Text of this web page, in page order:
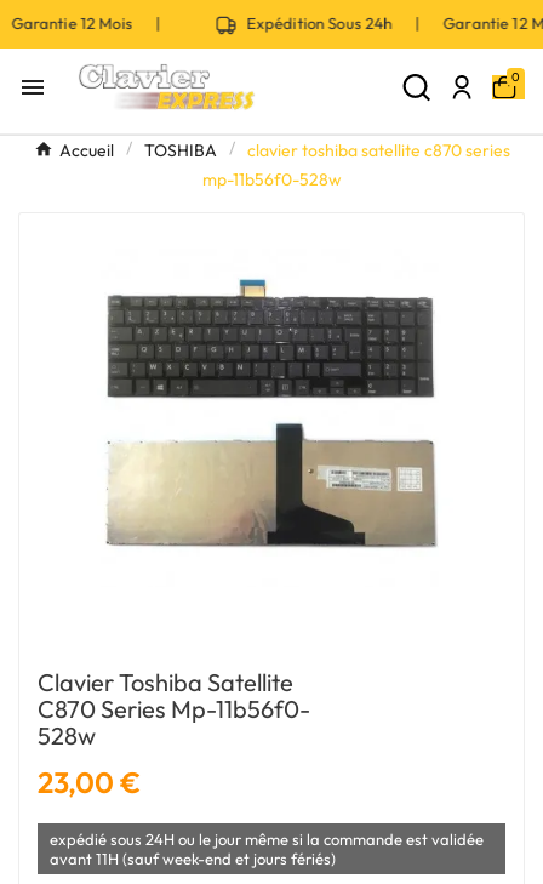
12 Mois | Expédition Sous 24h | Garantie
 0
Accueil TOSHIBA
clavier toshiba satellite c870 series
mp-11b56f0-528w
Clavier Toshiba Satellite
C870 Series Mp-11b56f0-
528w
23,00 €
expédié sous 24H ou le jour même si la commande est validée
avant 11H (sauf week-end et jours fériés)